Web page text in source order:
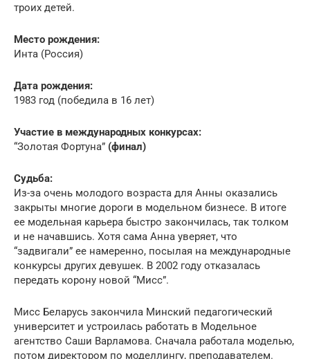
троих детей.
Место рождения:
Инта (Россия)
Дата рождения:
1983 год (победила в 16 лет)
Участие в международных конкурсах:
“Золотая Фортуна” (финал)
Судьба:
Из-за очень молодого возраста для Анны оказались
закрыты многие дороги в модельном бизнесе. В итоге
ее модельная карьера быстро закончилась, так толком
и не начавшись. Хотя сама Анна уверяет, что
“задвигали” ее намеренно, посылая на международные
конкурсы других девушек. В 2002 году отказалась
передать корону новой “Мисс”.
Мисс Беларусь закончила Минский педагогический
университет и устроилась работать в Модельное
агентство Саши Варламова. Сначала работала моделью,
потом директором по моделлингу, преподавателем.